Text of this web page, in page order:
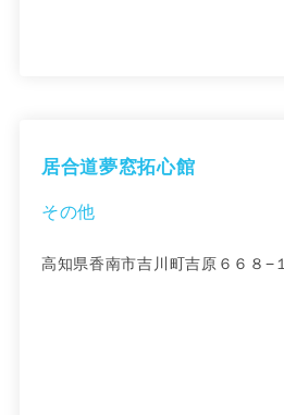
居合道夢窓拓心館
その他
高知県香南市吉川町吉原６６８−１